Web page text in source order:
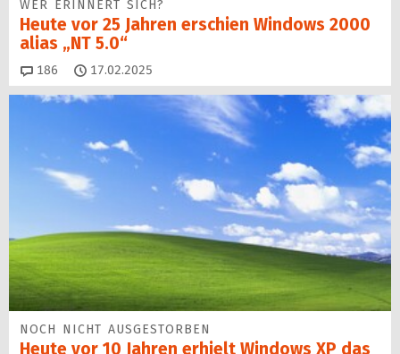
WER ERINNERT SICH?
Heute vor 25 Jahren erschien Windows 2000
alias „NT 5.0“
186 Kommentare
17.02.2025
NOCH NICHT AUSGESTORBEN
Heute vor 10 Jahren erhielt Windows XP das